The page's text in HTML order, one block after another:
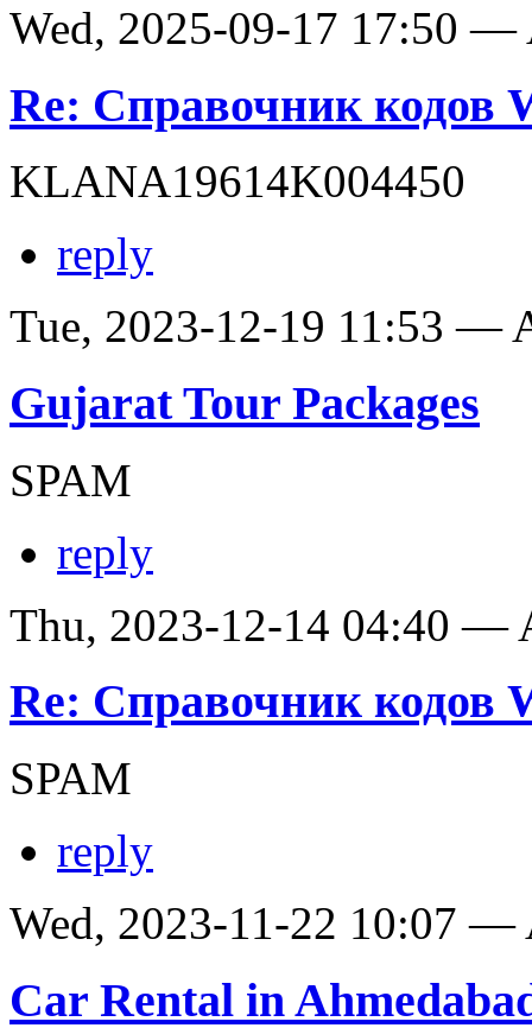
Wed, 2025-09-17 17:50 —
Re: Справочник кодов
KLANA19614K004450
reply
Tue, 2023-12-19 11:53 —
Gujarat Tour Packages
SPAM
reply
Thu, 2023-12-14 04:40 —
Re: Справочник кодов
SPAM
reply
Wed, 2023-11-22 10:07 —
Car Rental in